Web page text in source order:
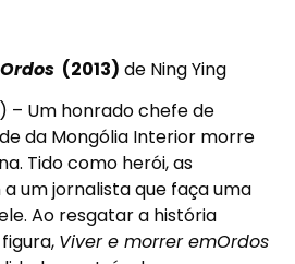
Ordos (2013) de Ning Ying
– Um honrado chefe de
da Mongólia Interior morre
Tido como herói, as
um jornalista que faça uma
Ao resgatar a história
Viver e morrer emOrdos